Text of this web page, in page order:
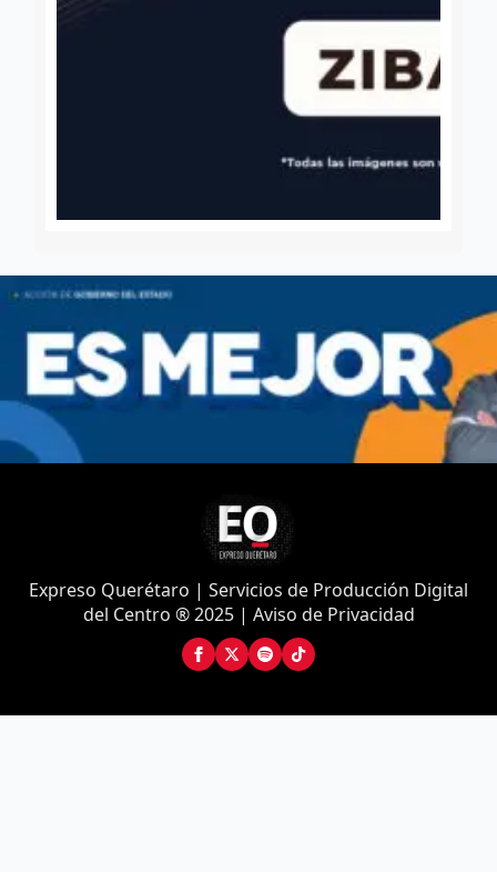
Expreso Querétaro | Servicios de Producción Digital
del Centro ® 2025 | Aviso de Privacidad